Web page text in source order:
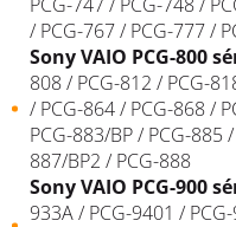
/ PCG-767 / PCG-777 /
SonyVAIO PCG-800
808 / PCG-812 / PCG-
/ PCG-864 / PCG-868 /
PCG-883/BP / PCG-885
887/BP2 / PCG-888
SonyVAIO PCG-900
933A / PCG-9401 /